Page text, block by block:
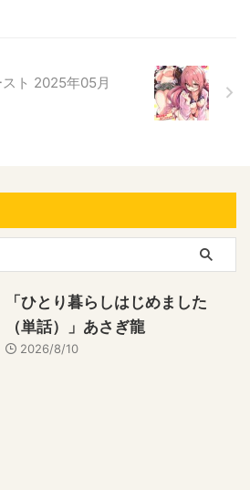
スト 2025年05月
「ひとり暮らしはじめました
（単話）」あさぎ龍
2026/8/10